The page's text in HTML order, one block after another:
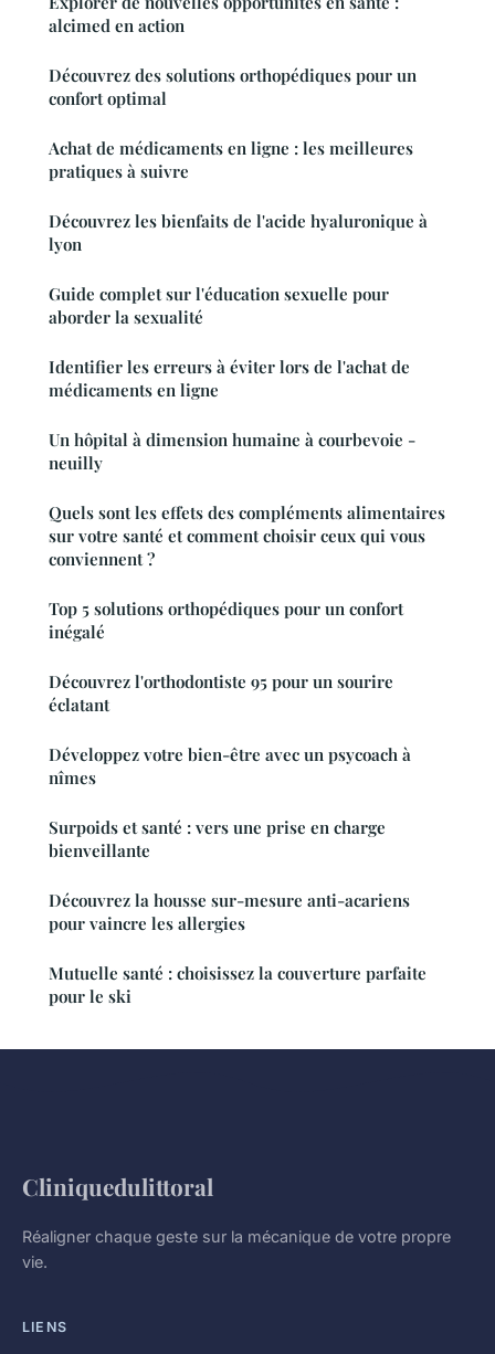
alcimed en action
Découvrez des solutions orthopédiques pour un
confort optimal
Achat de médicaments en ligne : les meilleures
pratiques à suivre
Découvrez les bienfaits de l'acide hyaluronique à
lyon
Guide complet sur l'éducation sexuelle pour
aborder la sexualité
Identifier les erreurs à éviter lors de l'achat de
médicaments en ligne
Un hôpital à dimension humaine à courbevoie -
neuilly
Quels sont les effets des compléments alimentaires
sur votre santé et comment choisir ceux qui vous
conviennent ?
Top 5 solutions orthopédiques pour un confort
inégalé
Découvrez l'orthodontiste 95 pour un sourire
éclatant
Développez votre bien-être avec un psycoach à
nîmes
Surpoids et santé : vers une prise en charge
bienveillante
Découvrez la housse sur-mesure anti-acariens
pour vaincre les allergies
Mutuelle santé : choisissez la couverture parfaite
pour le ski
Cliniquedulittoral
Réaligner chaque geste sur la mécanique de votre propre
vie.
LIENS